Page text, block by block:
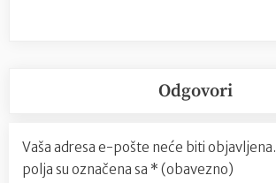
Odgovori
Vaša adresa e-pošte neće biti objavljena.
polja su označena sa * (obavezno)